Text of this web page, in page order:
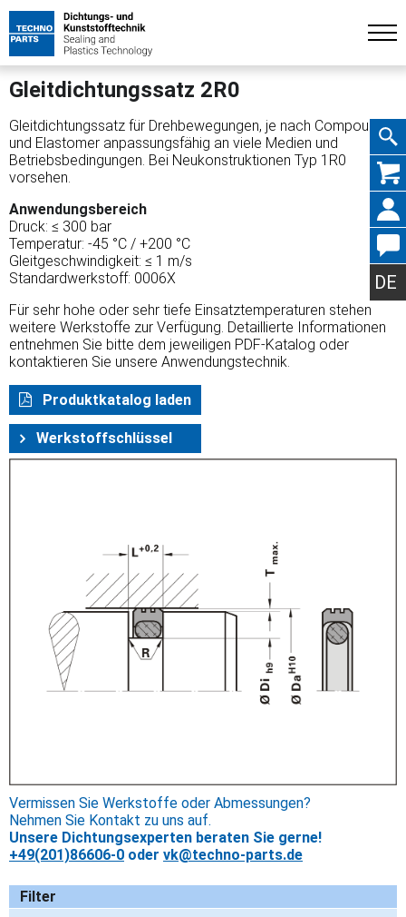
DE
Gleitdichtungssatz 2R0
Gleitdichtungssatz für Drehbewegungen, je nach Compound
und Elastomer anpassungsfähig an viele Medien und
Betriebsbedingungen. Bei Neukonstruktionen Typ 1R0
vorsehen.
Anwendungsbereich
Druck: ≤ 300 bar
Temperatur: -45 °C / +200 °C
Gleitgeschwindigkeit: ≤ 1 m/s
Standardwerkstoff: 0006X
Für sehr hohe oder sehr tiefe Einsatztemperaturen stehen
weitere Werkstoffe zur Verfügung. Detaillierte Informationen
entnehmen Sie bitte dem jeweiligen PDF-Katalog oder
kontaktieren Sie unsere Anwendungstechnik.
Produktkatalog laden
Werkstoffschlüssel
Vermissen Sie Werkstoffe oder Abmessungen?
Nehmen Sie Kontakt zu uns auf.
Unsere Dichtungsexperten beraten Sie gerne!
+49(201)86606-0 oder vk@techno-parts.de
Filter